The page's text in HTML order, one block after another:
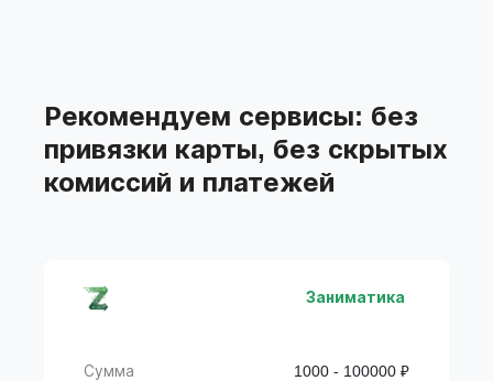
подбора займов
Рекомендуем сервисы: без
привязки карты, без скрытых
комиссий и платежей
Заниматика
Сумма 1000 - 100000 ₽